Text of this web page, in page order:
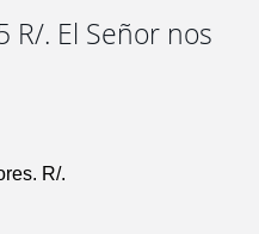
R/. El Señor nos
R/.